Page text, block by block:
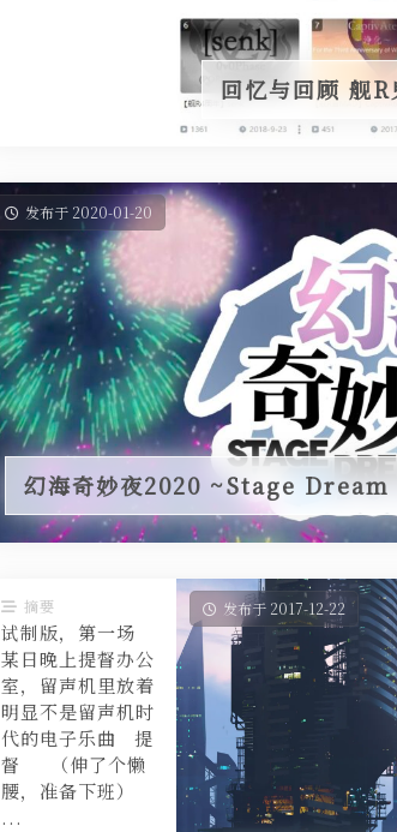
回忆与回顾 舰
发布于 2020-01-20
幻海奇妙夜2020 ~Stage
发布于 2017-12-22
摘要
试制版，第一场
某日晚上提督办公
室，留声机里放着
明显不是留声机时
代的电子乐曲 提
督 （伸了个懒
腰，准备下班）
...